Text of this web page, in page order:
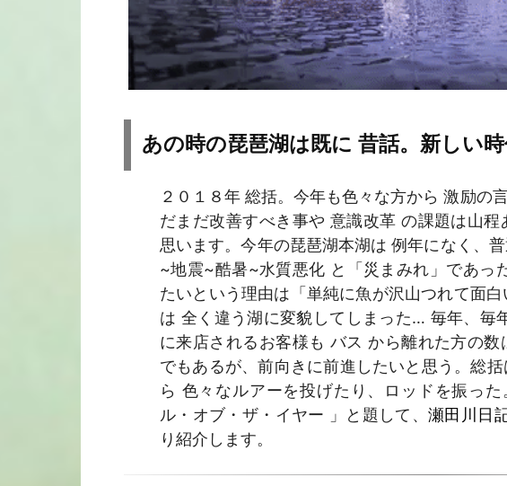
あの時の琵琶湖は既に 昔話。新しい
２０１８年 総括。今年も色々な方から 激励の
だまだ改善すべき事や 意識改革 の課題は山
思います。今年の琵琶湖本湖は 例年になく、
~地震~酷暑~水質悪化 と「災まみれ」であっ
たいという理由は「単純に魚が沢山つれて面
は 全く違う湖に変貌してしまった… 毎年、毎
に来店されるお客様も バス から離れた方の
でもあるが、前向きに前進したいと思う。総
ら 色々なルアーを投げたり、ロッドを振っ
ル・オブ・ザ・イヤー 」と題して、瀬田川日
り紹介します。